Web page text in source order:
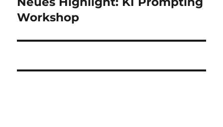
Beitrag:
Workshop